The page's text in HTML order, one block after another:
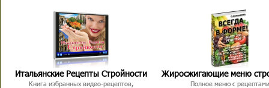
Итальянские Рецепты Стройности
Книга избранных видео-рецептов,
Жиросжигающие меню
Полное меню с рецептами